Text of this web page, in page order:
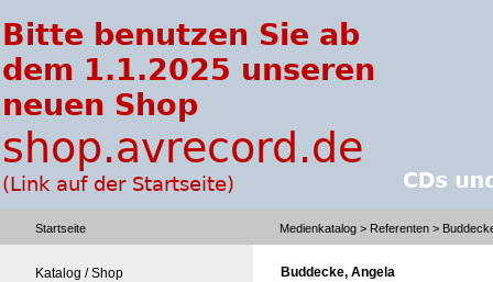
Startseite Medienkatalog > Referenten >
Katalog / Shop Buddecke, Angela